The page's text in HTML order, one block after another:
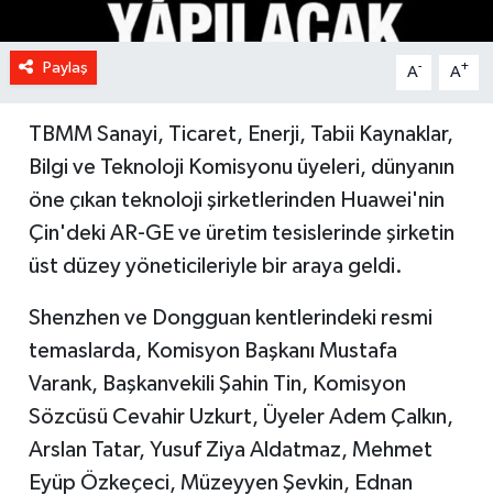
Paylaş A- A+
TBMM Sanayi, Ticaret, Enerji, Tabii Kaynaklar,
Bilgi ve Teknoloji Komisyonu üyeleri, dünyanın
öne çıkan teknoloji şirketlerinden Huawei'nin
Çin'deki AR-GE ve üretim tesislerinde şirketin
üst düzey yöneticileriyle bir araya geldi.
Shenzhen ve Dongguan kentlerindeki resmi
temaslarda, Komisyon Başkanı Mustafa
Varank, Başkanvekili Şahin Tin, Komisyon
Sözcüsü Cevahir Uzkurt, Üyeler Adem Çalkın,
Arslan Tatar, Yusuf Ziya Aldatmaz, Mehmet
Eyüp Özkeçeci, Müzeyyen Şevkin, Ednan